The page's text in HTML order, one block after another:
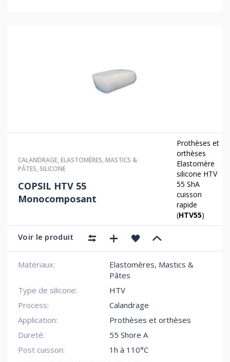
CALANDRAGE,ELASTOMÈRES,MASTICS &
PÂTES,SILICONE
COPSIL HTV 55
Monocomposant
Prothèses et
orthèses
Elastomère
silicone HTV
55 ShA
cuisson
rapide
(HTV55)
Voir le produit
Matériaux:
Elastomères, Mastics &
Pâtes
Type de silicone:
HTV
Process:
Calandrage
Application:
Prothèses et orthèses
Dureté:
55 Shore A
Post cuisson:
1h à 110°C